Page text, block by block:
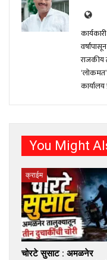
राजकीय
You Might
क्राईम
चोरटे सुसाट : अमळनेर